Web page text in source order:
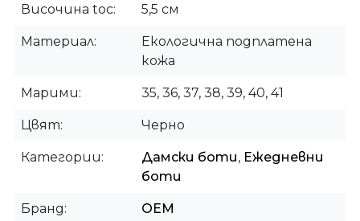
Височина toc 5,5 см
Материал
Екологична подплатена
кожа
Марими 35, 36, 37, 38, 39, 40, 41
Цвят Черно
Категории Дамски боти, Ежедневни
боти
Бранд OEM